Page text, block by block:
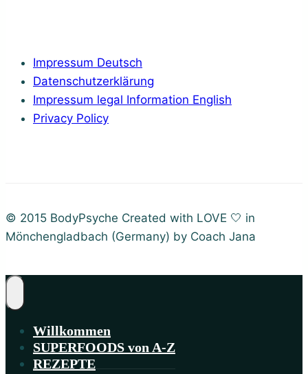
Impressum Deutsch
Datenschutzerklärung
Impressum legal Information English
Privacy Policy
© 2015 BodyPsyche Created with LOVE 🤍 in
Mönchengladbach (Germany) by Coach Jana
Willkommen
SUPERFOODS von A-Z
REZEPTE